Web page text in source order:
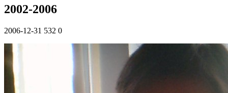
2002-2006
2006-12-31 532 0